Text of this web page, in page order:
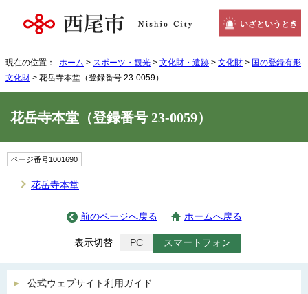
いざというとき
現在の位置： ホーム > スポーツ・観光 > 文化財・遺跡 > 文化財 > 国の登録有形
文化財 > 花岳寺本堂（登録番号 23-0059）
花岳寺本堂（登録番号 23-0059）
ページ番号1001690
花岳寺本堂
前のページへ戻る ホームへ戻る
表示切替 PC スマートフォン
公式ウェブサイト利用ガイド